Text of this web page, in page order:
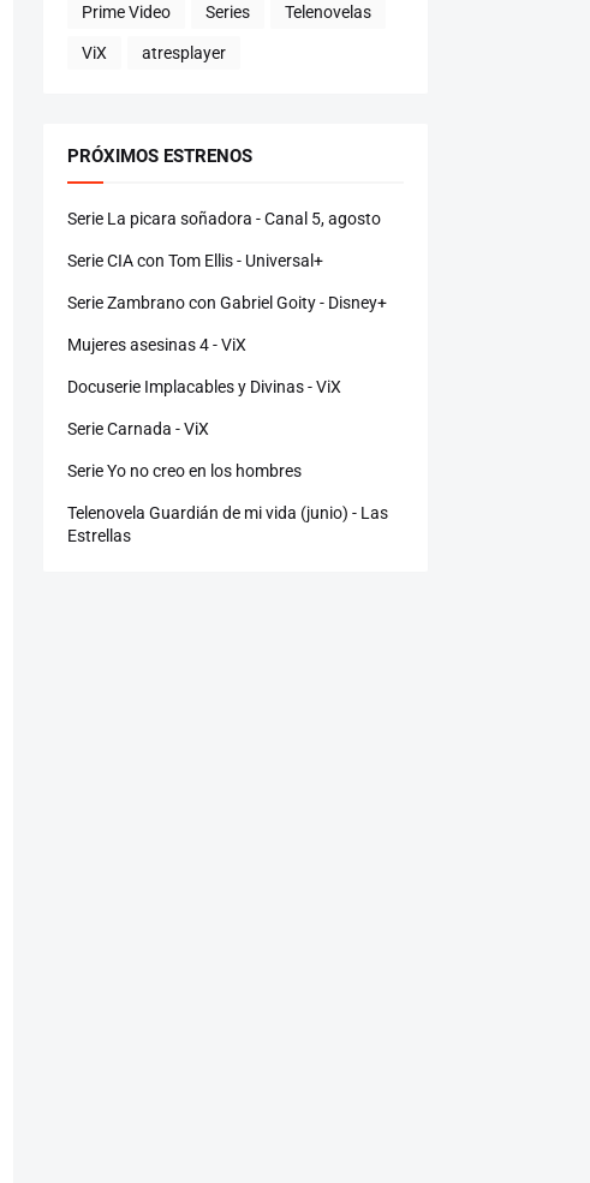
Prime Video Series Telenovelas
ViX atresplayer
PRÓXIMOS ESTRENOS
Serie La picara soñadora - Canal 5, agosto
Serie CIA con Tom Ellis - Universal+
Serie Zambrano con Gabriel Goity - Disney+
Mujeres asesinas 4 - ViX
Docuserie Implacables y Divinas - ViX
Serie Carnada - ViX
Serie Yo no creo en los hombres
Telenovela Guardián de mi vida (junio) - Las
Estrellas